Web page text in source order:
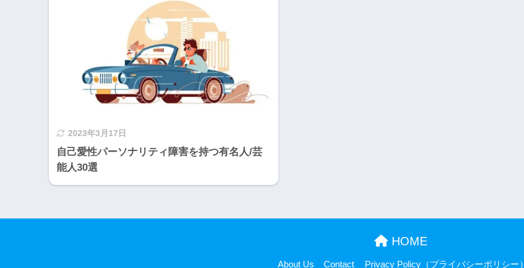
2023年3月17日
自己愛性パーソナリティ障害を持つ有名人/芸
能人30選
HOME
About Us Contact Privacy Policy（プライバシーポリシー）